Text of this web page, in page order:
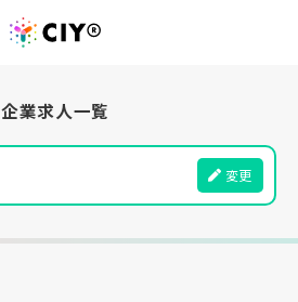
企業求人一覧
変更